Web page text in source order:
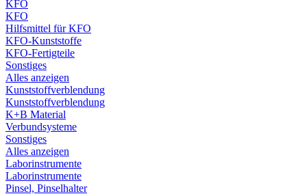
KFO
KFO
Hilfsmittel für KFO
KFO-Kunststoffe
KFO-Fertigteile
Sonstiges
Alles anzeigen
Kunststoffverblendung
Kunststoffverblendung
K+B Material
Verbundsysteme
Sonstiges
Alles anzeigen
Laborinstrumente
Laborinstrumente
Pinsel, Pinselhalter